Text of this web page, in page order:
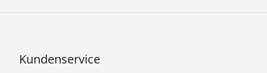
Kundenservice